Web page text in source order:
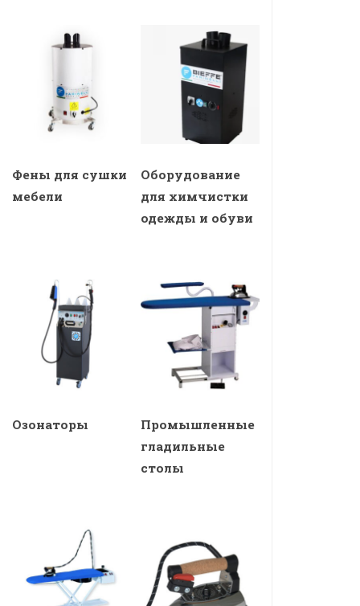
Фены для сушки
мебели
Оборудование
для химчистки
одежды и обуви
Озонаторы
Промышленные
гладильные
столы